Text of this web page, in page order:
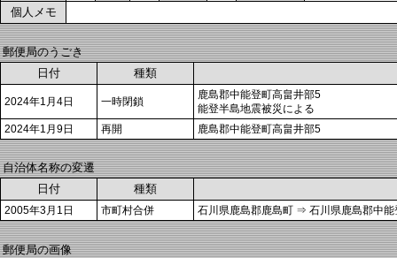
個人メモ
郵便局のうごき
日付
種類
2024年1月4日 一時閉鎖
鹿島郡中能登町高畠井部5
能登半島地震被災による
2024年1月9日
再開 鹿島郡中能登町高畠井部5
自治体名称の変遷
日付
種類
2005年3月1日 市町村合併 石川県鹿島郡鹿島町 ⇒ 石川県鹿島郡中能
郵便局の画像